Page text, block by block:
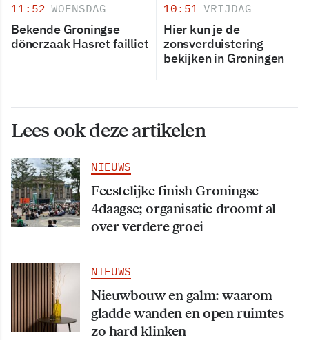
11:52 WOENSDAG
Bekende Groningse
dönerzaak Hasret failliet
10:51 VRIJDAG
Hier kun je de
zonsverduistering
bekijken in Groningen
Lees ook deze artikelen
NIEUWS
Feestelijke finish Groningse
4daagse; organisatie droomt al
over verdere groei
NIEUWS
Nieuwbouw en galm: waarom
gladde wanden en open ruimtes
zo hard klinken